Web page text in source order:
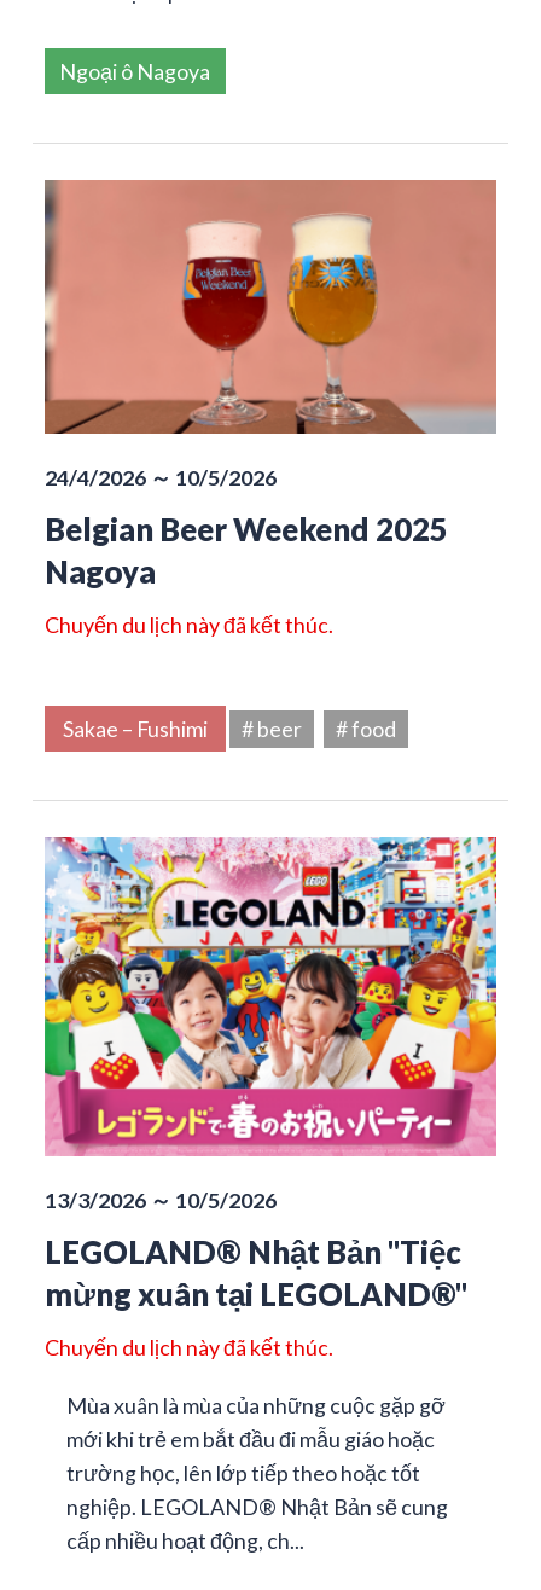
Ngoại ô Nagoya
24/4/2026 ～ 10/5/2026
Belgian Beer Weekend 2025
Nagoya
Chuyến du lịch này đã kết thúc.
Sakae – Fushimi # beer # food
13/3/2026 ～ 10/5/2026
LEGOLAND® Nhật Bản "Tiệc
mừng xuân tại LEGOLAND®"
Chuyến du lịch này đã kết thúc.
Mùa xuân là mùa của những cuộc gặp gỡ
mới khi trẻ em bắt đầu đi mẫu giáo hoặc
trường học, lên lớp tiếp theo hoặc tốt
nghiệp. LEGOLAND® Nhật Bản sẽ cung
cấp nhiều hoạt động, ch...